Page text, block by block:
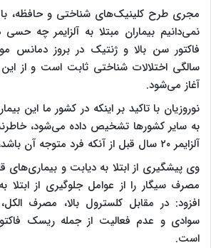
مجری طرح کلینیک‌های شناختی و حافظه، با
سالگی اختلالات شناختی ثابت است و از
آغاز می‌شود.
به سایر کشورها تشخیص داده می‌شود،
آلزایمر ۲۰ سال قبل از آنکه فرد متوجه آن باشد، ایجاد خواهد شد.
وی پیشگیری از ابتلا به دیابت و
مصرف سیگار را از عوامل جلوگیری از
افزود: در مقابل کلسترول بالا، مصرف
سوادی و عدم فعالیت از جمله ریسک
است.